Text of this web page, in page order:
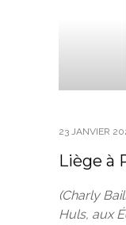
23 JANVIER
Liège à
(Charly
Huls, aux